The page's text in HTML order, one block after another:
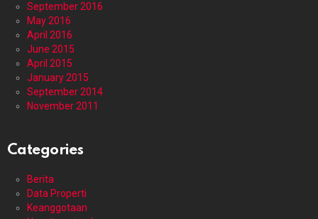
September 2016
May 2016
April 2016
June 2015
April 2015
January 2015
September 2014
November 2011
Categories
Berita
Data Properti
Keanggotaan